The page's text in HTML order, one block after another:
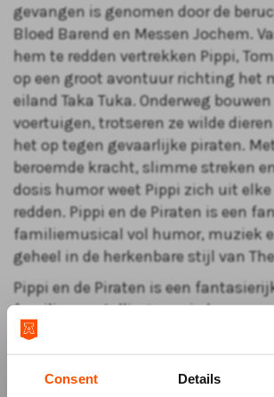
Consent Details
gevangen is genomen door de
Bloed Barend en Messen Jochem.
hem te redden vertrekken Pippi,
op een groot avontuur richting het
eiland Taka Tuka. Onderweg
voertuigen, trotseren ze wilde
het op tegen gevaarlijke piraten.
beroemde kracht, slimme streken
dosis humor weet Pippi zich uit
redden. Pippi en de Piraten is een
familiemusical vol humor, muziek
geheel in de herkenbare stijl van
Pippi en de Piraten is een
familievoorstelling voor iedereen
muziek, humor en avontuur,
geliefde verhalen van Astrid
Prikkelarm naar het theater